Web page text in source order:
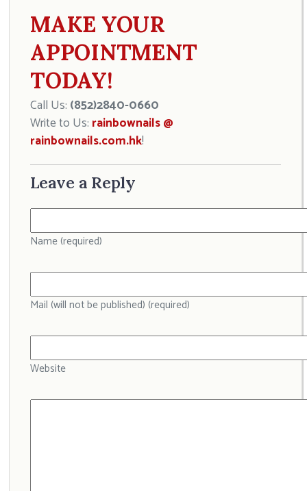
MAKE YOUR
APPOINTMENT
TODAY!
Call Us: (852)2840-0660
Write to Us: rainbownails @
rainbownails.com.hk!
Leave a Reply
Name (required)
Mail (will not be published) (required)
Website